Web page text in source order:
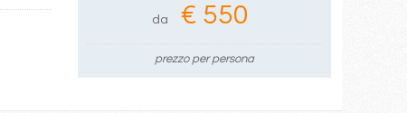
da € 550
prezzo per persona